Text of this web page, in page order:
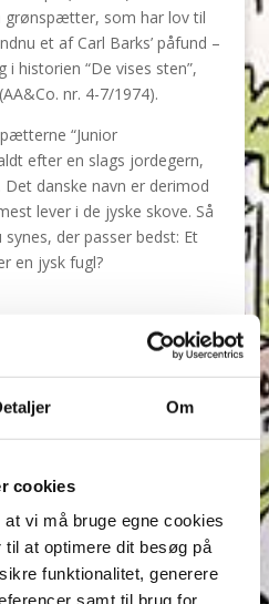
Om
cookies
vi må bruge egne cookies
at optimere dit besøg på
funktionalitet, generere
samt til brug for
grønspætter, som har lov til
et af Carl Barks’ påfund –
historien “De vises sten”,
nr. 4-7/1974).
“Junior
efter en slags jordegern,
danske navn er derimod
lever i de jyske skove. Så
der passer bedst: Et
en jysk fugl?